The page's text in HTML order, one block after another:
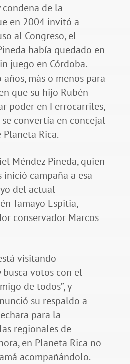
condena de la
en 2004 invitó a
al Congreso, el
había quedado en
juego en Córdoba.
más o menos para
que su hijo Rubén
poder en Ferrocarriles,
convertía en concejal
Rica.
Méndez Pineda, quien
inició campaña a esa
del actual
Tamayo Espitia,
conservador Marcos
visitando
votos con el
de todos”, y
su respaldo a
para la
regionales de
en Planeta Rica no
acompañándolo.